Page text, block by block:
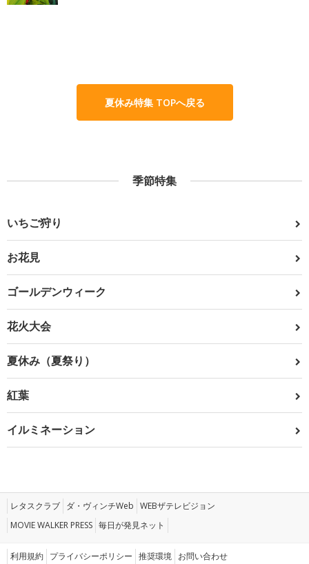
夏休み特集 TOPへ戻る
季節特集
いちご狩り
お花見
ゴールデンウィーク
花火大会
夏休み（夏祭り）
紅葉
イルミネーション
レタスクラブ ダ・ヴィンチWeb WEBザテレビジョン
MOVIE WALKER PRESS 毎日が発見ネット
利用規約 プライバシーポリシー 推奨環境 お問い合わせ